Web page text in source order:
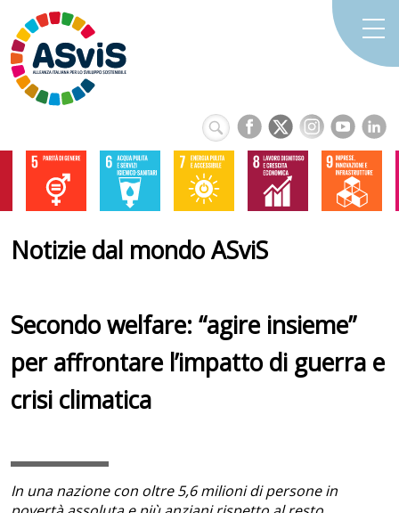
Notizie dal mondo ASviS
Secondo welfare: “agire insieme”
per affrontare l’impatto di guerra e
crisi climatica
In una nazione con oltre 5,6 milioni di persone in